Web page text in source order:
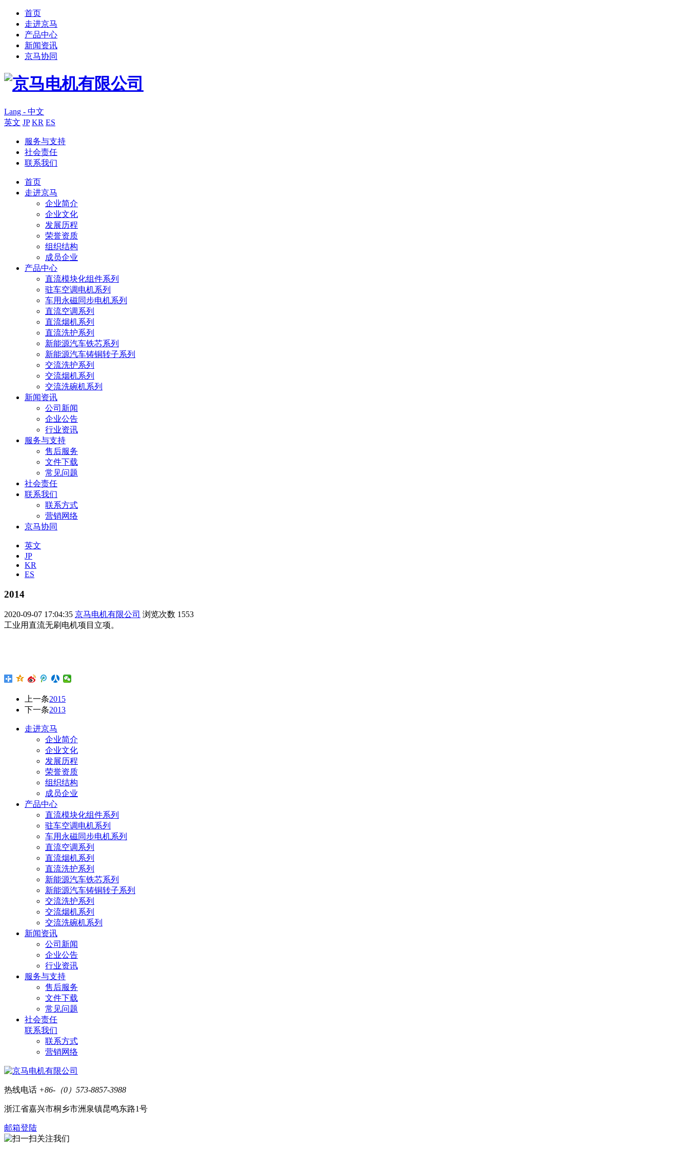
首页
走进京马
产品中心
新闻资讯
京马协同
Lang - 中文
英文 JP KR ES
服务与支持
社会责任
联系我们
首页
走进京马
企业简介
企业文化
发展历程
荣誉资质
组织结构
成员企业
产品中心
直流模块化组件系列
驻车空调电机系列
车用永磁同步电机系列
直流空调系列
直流烟机系列
直流洗护系列
新能源汽车铁芯系列
新能源汽车铸铜转子系列
交流洗护系列
交流烟机系列
交流洗碗机系列
新闻资讯
公司新闻
企业公告
行业资讯
服务与支持
售后服务
文件下载
常见问题
社会责任
联系我们
联系方式
营销网络
京马协同
英文
JP
KR
ES
2014
2020-09-07 17:04:35 京马电机有限公司 浏览次数 1553
工业用直流无刷电机项目立项。
上一条2015
下一条2013
走进京马
企业简介
企业文化
发展历程
荣誉资质
组织结构
成员企业
产品中心
直流模块化组件系列
驻车空调电机系列
车用永磁同步电机系列
直流空调系列
直流烟机系列
直流洗护系列
新能源汽车铁芯系列
新能源汽车铸铜转子系列
交流洗护系列
交流烟机系列
交流洗碗机系列
新闻资讯
公司新闻
企业公告
行业资讯
服务与支持
售后服务
文件下载
常见问题
社会责任
联系我们
联系方式
营销网络
热线电话 +86-（0）573-8857-3988
浙江省嘉兴市桐乡市洲泉镇昆鸣东路1号
邮箱登陆